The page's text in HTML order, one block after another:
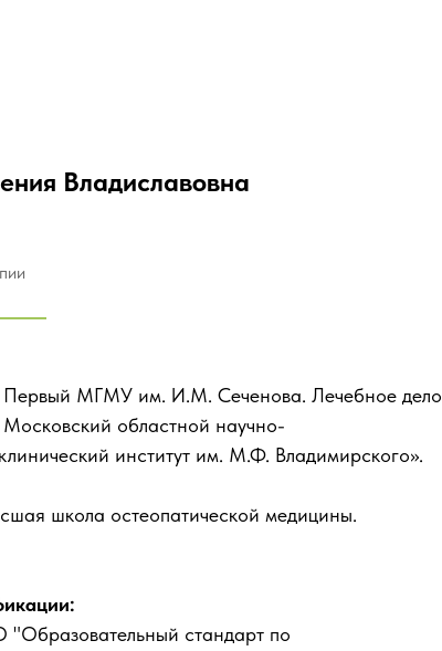
Владиславовна
МГМУ им. И.М. Сеченова. Лечебное дело
областной научно-
институт им. М.Ф. Владимирского».
школа остеопатической медицины.
стандарт по